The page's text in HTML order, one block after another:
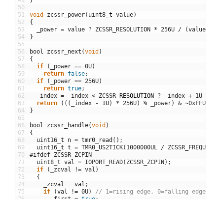
50
51
52
53
54
55
56
57
58
59
60
61
62
63
64
65
66
67
68
69
70
71
72
73
74
75
void zcssr_power( uint8 t value)
{
_power = value ? ZCSSR_RESOLUTION * 256U / (value
}
bool zcssr_next (void )
{
if
( _power == 0U)
return false;
if
( _power == 256U)
return true;
_index = _index < ZCSSR RESOLUTION ? _index + 1U
return
( ( ( _index - 1U) * 256U) % _power) & ~0xFFU
}
bool zcssr_handle(void )
{
uint16 t n = tmr0_read ( ) ;
uint16 t t = TMR0_US2TICK( 1000000UL / ZCSSR_FREQUENCY
#ifdef ZCSSR_ZCPIN
uint8 t val = IOPORT_READ( ZCSSR_ZCPIN) ;
if
( _zcval != val )
{
_zcval
= val ;
if
(val != 0U)
// 1=rising edge, 0=falling edge